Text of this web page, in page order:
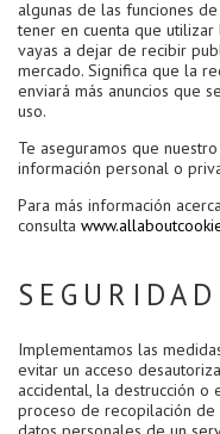
algunas de las funciones
tener en cuenta que
vayas a dejar de recibir
mercado. Significa que la
enviará más anuncios que
uso.
Te aseguramos que
información personal o
Para más información
consulta
SEGURIDAD
Implementamos las
evitar un acceso
accidental, la destrucción o
proceso de recopilación de